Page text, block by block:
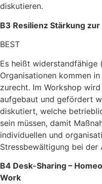
diskutieren.
B3 Resilienz Stärkung
BEST
Es heißt widerstandfähige
Organisationen kommen
zurecht. Im Workshop wird
aufgebaut und gefördert
diskutiert, welche
sein müssen, damit
individuellen und
Stressbewältigung bei der
B4 Desk-Sharing –
Work